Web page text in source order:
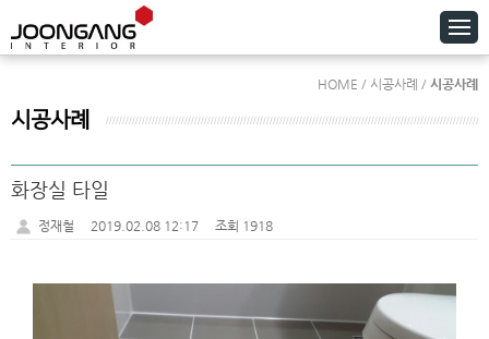
HOME / 시공사례 / 시공사례
시공사례
화장실 타일
정재철 2019.02.08 12:17 조회 1918